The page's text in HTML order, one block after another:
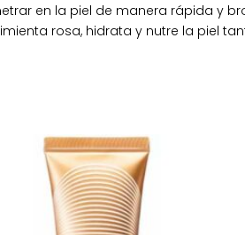
en la piel de manera rápida y
rosa, hidrata y nutre la piel